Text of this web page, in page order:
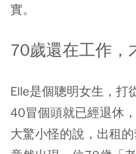
實。
70歲還在工作，
Elle是個聰明女生，打
40冒個頭就已經退休
大驚小怪的說，出租